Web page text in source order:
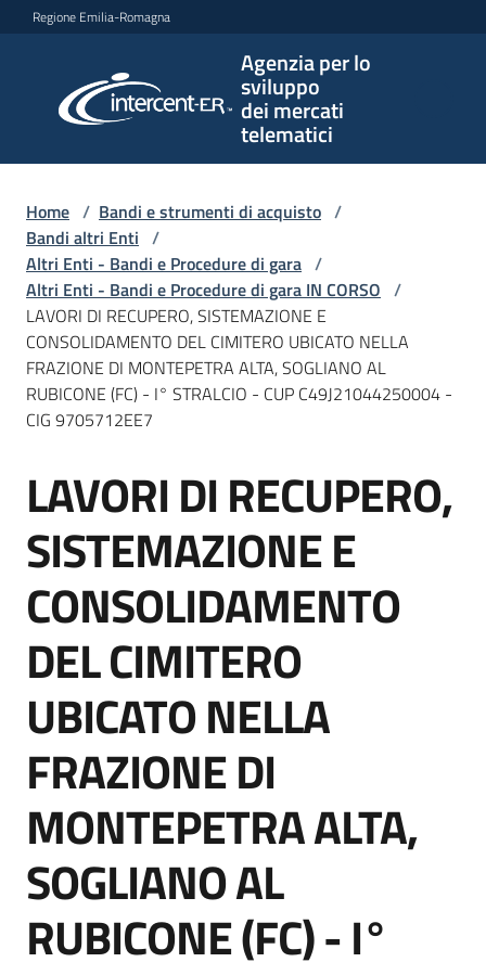
Vai al contenuto
Vai alla navigazione
Vai al footer
Regione Emilia-Romagna
Agenzia per lo
sviluppo
dei mercati
telematici
per lo
sviluppo
telematici
L'Agenzia
Bandi
e
di
acquisto
Supporto
Piattaforme
telematiche
English
site
Home / Bandi e strumenti di acquisto /
Bandi altri Enti /
Altri Enti - Bandi e Procedure di gara /
Altri Enti - Bandi e Procedure di gara IN CORSO /
LAVORI DI RECUPERO, SISTEMAZIONE E
CONSOLIDAMENTO DEL CIMITERO UBICATO NELLA
FRAZIONE DI MONTEPETRA ALTA, SOGLIANO AL
RUBICONE (FC) - I° STRALCIO - CUP C49J21044250004 -
CIG 9705712EE7
Salta al contenuto
LAVORI DI RECUPERO,
SISTEMAZIONE E
CONSOLIDAMENTO
DEL CIMITERO
UBICATO NELLA
FRAZIONE DI
MONTEPETRA ALTA,
SOGLIANO AL
RUBICONE (FC) - I°